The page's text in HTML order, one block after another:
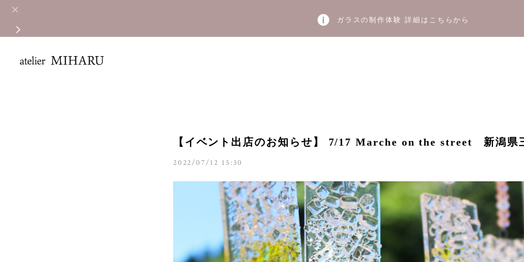
ガラスの制作体験 詳細はこちらから
【イベント出店のお知らせ】 7/17 Marche on the street 新潟県
2022/07/12 15:30